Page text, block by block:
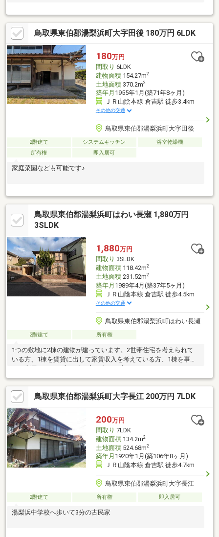
鳥取県東伯郡湯梨浜町大字田後 180万円 6LDK
180万円
間取り 6LDK
建物面積154.27m2
土地面積370.2m2
築年月 1955年1月(築71年8ヶ月)
ＪＲ山陰本線 倉吉駅 徒歩3.4km
その他の交通
鳥取県東伯郡湯梨浜町大字田後
2階建て システムキッチン
浴室乾燥機
所有権
即入居可
家庭菜園なども可能です♪
鳥取県東伯郡湯梨浜町はわい長瀬 1,880万円
3SLDK
1,880万円
間取り 3SLDK
建物面積118.42m2
土地面積231.52m2
築年月 1989年4月(築37年5ヶ月)
ＪＲ山陰本線 倉吉駅 徒歩4.5km
その他の交通
鳥取県東伯郡湯梨浜町はわい長瀬
2階建て 所有権
1つの敷地に2棟の建物が建っています。2世帯住宅を考えられて
いる方、1棟を賃貸に出して家賃収入を考えている方、1棟を事業
でご利用されたい方、使い方は色々と考えられます。
鳥取県東伯郡湯梨浜町大字長江 200万円 7LDK
200万円
間取り 7LDK
建物面積134.2m2
土地面積524.68m2
築年月 1920年1月(築106年8ヶ月)
ＪＲ山陰本線 倉吉駅 徒歩4.7km
鳥取県東伯郡湯梨浜町大字長江
2階建て 所有権 即入居可
湯梨浜中学校へ歩いて3分の古民家